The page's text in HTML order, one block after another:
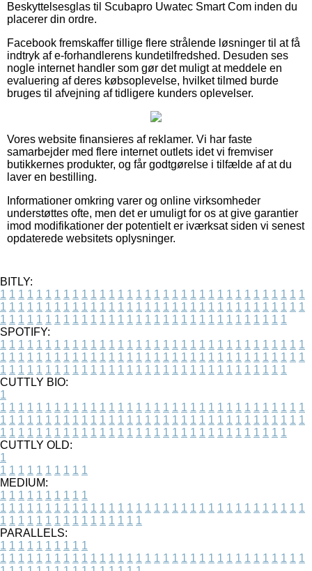
Beskyttelsesglas til Scubapro Uwatec Smart Com inden du
placerer din ordre.
Facebook fremskaffer tillige flere strålende løsninger til at få
indtryk af e-forhandlerens kundetilfredshed. Desuden ses
nogle internet handler som gør det muligt at meddele en
evaluering af deres købsoplevelse, hvilket tilmed burde
bruges til afvejning af tidligere kunders oplevelser.
Vores website finansieres af reklamer. Vi har faste
samarbejder med flere internet outlets idet vi fremviser
butikkernes produkter, og får godtgørelse i tilfælde af at du
laver en bestilling.
Informationer omkring varer og online virksomheder
understøttes ofte, men det er umuligt for os at give garantier
imod modifikationer der potentielt er iværksat siden vi senest
opdaterede websitets oplysninger.
BITLY:
1 1 1 1 1 1 1 1 1 1 1 1 1 1 1 1 1 1 1 1 1 1 1 1 1 1 1 1 1 1 1 1 1 1
1 1 1 1 1 1 1 1 1 1 1 1 1 1 1 1 1 1 1 1 1 1 1 1 1 1 1 1 1 1 1 1 1 1
1 1 1 1 1 1 1 1 1 1 1 1 1 1 1 1 1 1 1 1 1 1 1 1 1 1 1 1 1 1 1 1
SPOTIFY:
1 1 1 1 1 1 1 1 1 1 1 1 1 1 1 1 1 1 1 1 1 1 1 1 1 1 1 1 1 1 1 1 1 1
1 1 1 1 1 1 1 1 1 1 1 1 1 1 1 1 1 1 1 1 1 1 1 1 1 1 1 1 1 1 1 1 1 1
1 1 1 1 1 1 1 1 1 1 1 1 1 1 1 1 1 1 1 1 1 1 1 1 1 1 1 1 1 1 1 1
CUTTLY BIO:
1
1 1 1 1 1 1 1 1 1 1 1 1 1 1 1 1 1 1 1 1 1 1 1 1 1 1 1 1 1 1 1 1 1 1
1 1 1 1 1 1 1 1 1 1 1 1 1 1 1 1 1 1 1 1 1 1 1 1 1 1 1 1 1 1 1 1 1 1
1 1 1 1 1 1 1 1 1 1 1 1 1 1 1 1 1 1 1 1 1 1 1 1 1 1 1 1 1 1 1 1
CUTTLY OLD:
1
1 1 1 1 1 1 1 1 1 1
MEDIUM:
1 1 1 1 1 1 1 1 1 1
1 1 1 1 1 1 1 1 1 1 1 1 1 1 1 1 1 1 1 1 1 1 1 1 1 1 1 1 1 1 1 1 1 1
1 1 1 1 1 1 1 1 1 1 1 1 1 1 1 1
PARALLELS:
1 1 1 1 1 1 1 1 1 1
1 1 1 1 1 1 1 1 1 1 1 1 1 1 1 1 1 1 1 1 1 1 1 1 1 1 1 1 1 1 1 1 1 1